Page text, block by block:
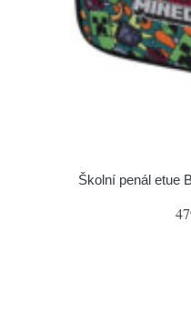
Školní penál etue